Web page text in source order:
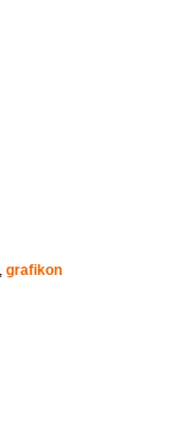
,grafikon